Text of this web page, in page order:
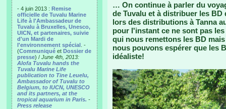
- 4 juin 2013 : Remise
officielle de Tuvalu Marine
Life à l'Ambassadeur de
Tuvalu à Bruxelles, Unesco,
UICN, et partenaires, suivie
d'un Mardi de
l'environnement spécial . -
(Communiqué et Dossier de
presse) / June 4th, 2013:
Alofa Tuvalu hands the
Tuvalu Marine Life
publication to Tine Leuelu,
Ambassador of Tuvalu to
Belgium, to IUCN, UNESCO
and its partners, at the
tropical aquarium in Paris. -
Press release
… On continue à parler du
de Tuvalu et à distribuer les
lors des distributions à Tanna
pour l'instant ce ne sont pas
qui nous remettons les BD
nous pouvons espérer que les
idéaliste!